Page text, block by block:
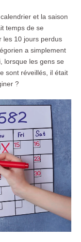
et la saison
temps de se
les 10 jours perdus
a simplement
lorsque les gens se
sont réveillés, il était
?